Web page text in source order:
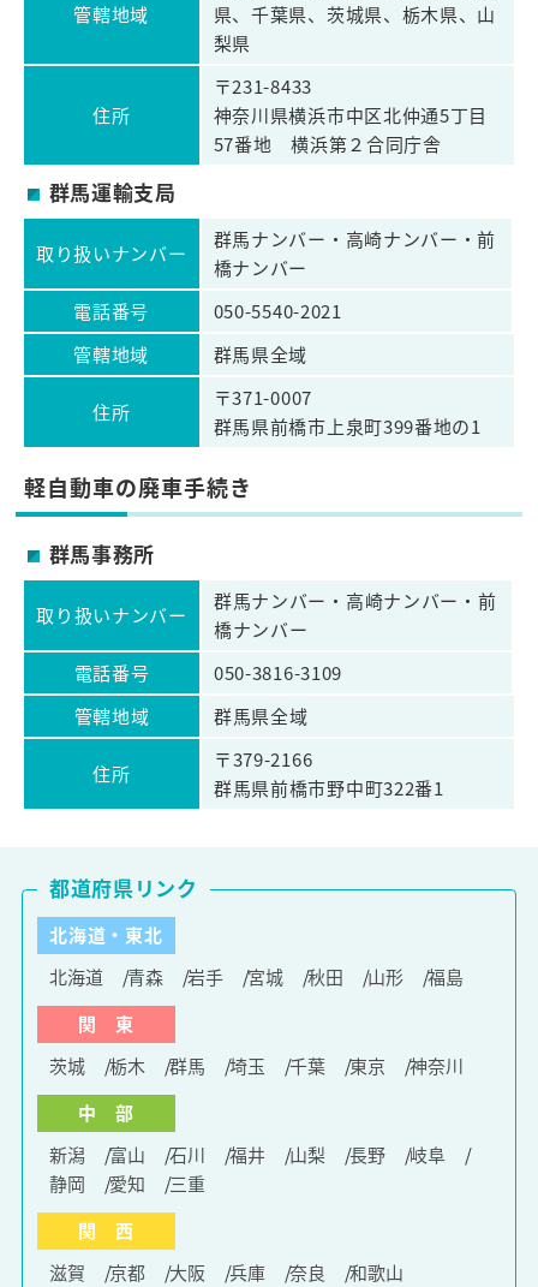
管轄地域
県、千葉県、茨城県、栃木県、山
梨県
住所
〒231-8433
神奈川県横浜市中区北仲通5丁目
57番地 横浜第２合同庁舎
群馬運輸支局
取り扱いナンバー
群馬ナンバー・高崎ナンバー・前
橋ナンバー
電話番号
050-5540-2021
管轄地域
群馬県全域
住所
〒371-0007
群馬県前橋市上泉町399番地の1
軽自動車の廃車手続き
群馬事務所
取り扱いナンバー
群馬ナンバー・高崎ナンバー・前
橋ナンバー
電話番号
050-3816-3109
管轄地域
群馬県全域
住所
〒379-2166
群馬県前橋市野中町322番1
北海道・東北
北海道
青森 岩手 宮城 秋田 山形
福島
関 東
茨城
栃木 群馬 埼玉 千葉 東京
神奈川
中 部
新潟
富山 石川 福井 山梨 長野
岐阜
静岡
愛知
三重
関 西
滋賀
京都 大阪 兵庫 奈良
和歌山
都道府県リンク